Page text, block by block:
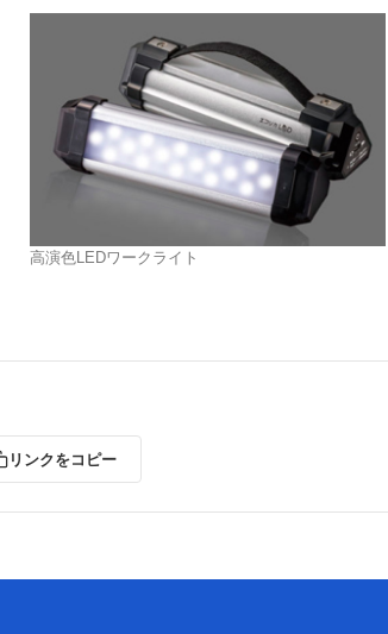
多彩な商材～ 中
高演色LEDワークライト
リンクをコピー